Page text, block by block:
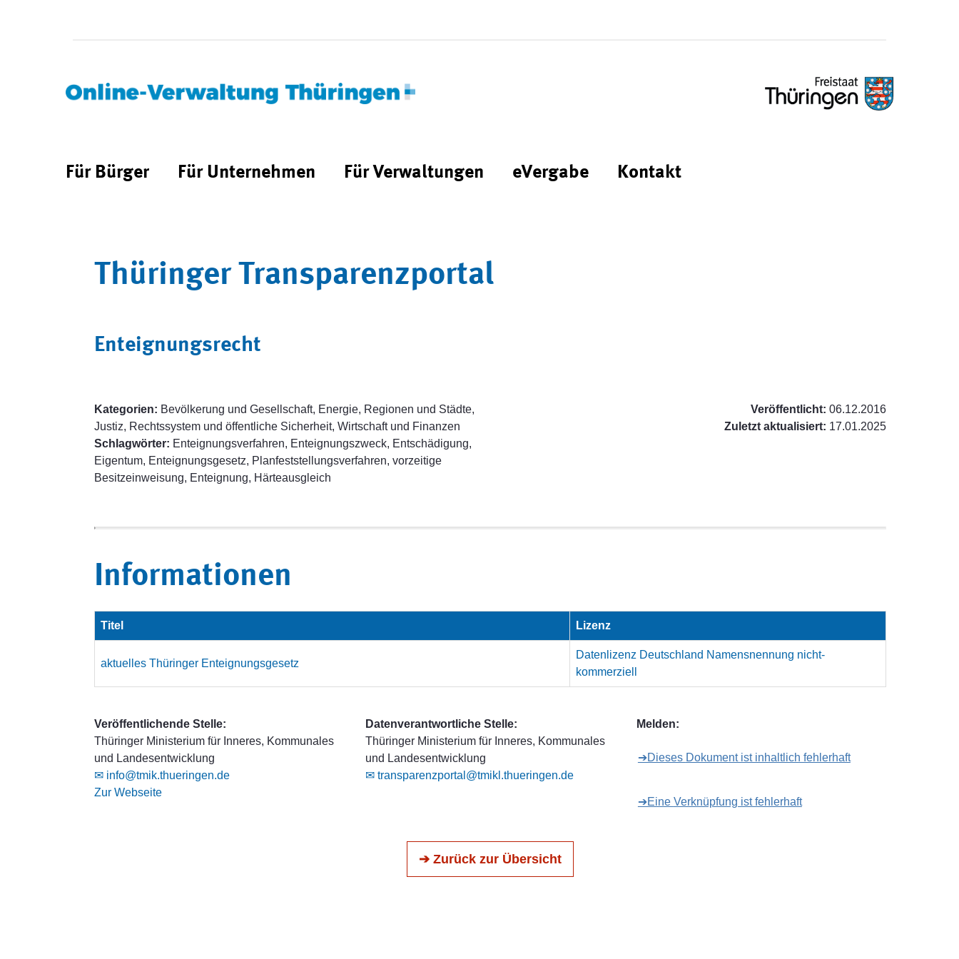
Für Bürger Für Unternehmen Für Verwaltungen eVergabe Kontakt
Thüringer Transparenzportal
Enteignungsrecht
Kategorien: Bevölkerung und Gesellschaft, Energie, Regionen und Städte,
Justiz, Rechtssystem und öffentliche Sicherheit, Wirtschaft und Finanzen
Schlagwörter: Enteignungsverfahren, Enteignungszweck, Entschädigung,
Eigentum, Enteignungsgesetz, Planfeststellungsverfahren, vorzeitige
Besitzeinweisung, Enteignung, Härteausgleich
Veröffentlicht: 06.12.2016
Zuletzt aktualisiert: 17.01.2025
Informationen
Titel Lizenz
aktuelles Thüringer Enteignungsgesetz
Datenlizenz Deutschland Namensnennung nicht-
kommerziell
Veröffentlichende Stelle:
Thüringer Ministerium für Inneres, Kommunales
und Landesentwicklung
✉ info@tmik.thueringen.de
Zur Webseite
Datenverantwortliche Stelle:
Thüringer Ministerium für Inneres, Kommunales
und Landesentwicklung
✉ transparenzportal@tmikl.thueringen.de
Melden:
➔Dieses Dokument ist inhaltlich fehlerhaft
➔Eine Verknüpfung ist fehlerhaft
➔ Zurück zur Übersicht